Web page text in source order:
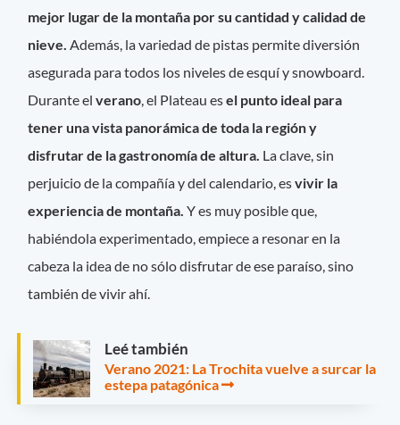
mejor lugar de la montaña por su cantidad y calidad de
nieve. Además, la variedad de pistas permite diversión
asegurada para todos los niveles de esquí y snowboard.
Durante elverano , el Plateau esel punto ideal para
tener una vista panorámica de toda la región y
disfrutar de la gastronomía de altura. La clave, sin
perjuicio de la compañía y del calendario, esvivir la
experiencia de montaña. Y es muy posible que,
habiéndola experimentado, empiece a resonar en la
cabeza la idea de no sólo disfrutar de ese paraíso, sino
también de vivir ahí.
Leé también
Verano 2021: La Trochita vuelve a surcar la
estepa patagónica